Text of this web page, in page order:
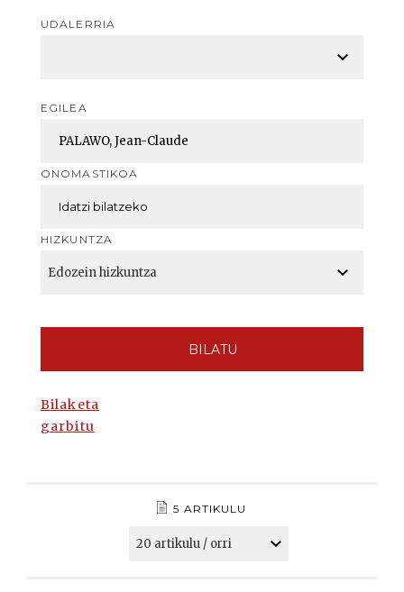
UDALERRIA
EGILEA
ONOMASTIKOA
HIZKUNTZA
BILATU
Bilaketa
garbitu
5 ARTIKULU